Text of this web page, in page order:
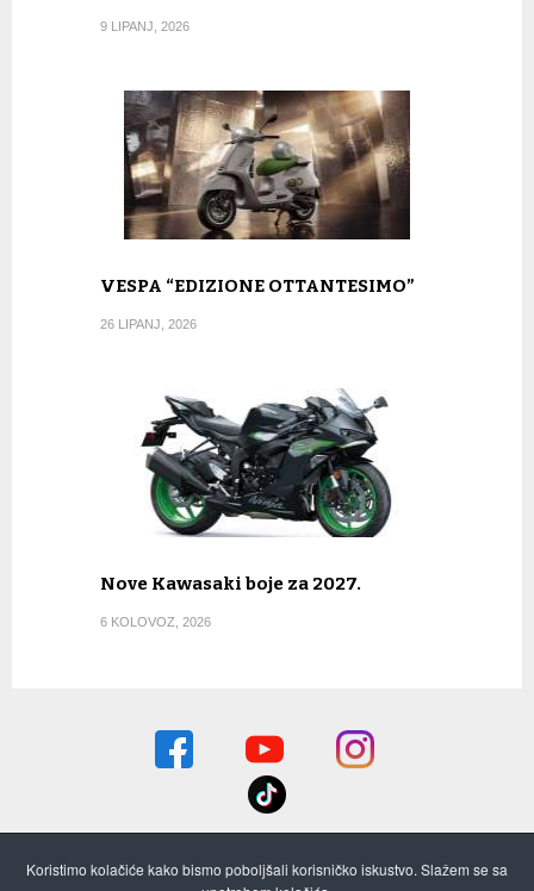
9 LIPANJ, 2026
VESPA “EDIZIONE OTTANTESIMO”
26 LIPANJ, 2026
Nove Kawasaki boje za 2027.
6 KOLOVOZ, 2026
Pretplata i stari brojevi
Koristimo kolačiće kako bismo poboljšali korisničko iskustvo. Slažem se sa